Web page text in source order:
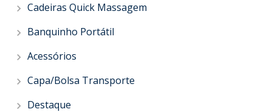
Cadeiras Quick Massagem
Banquinho Portátil
Acessórios
Capa/Bolsa Transporte
Destaque